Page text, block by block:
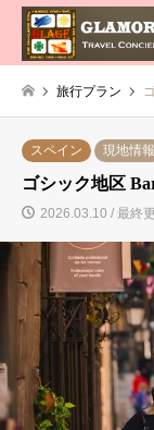
旅行プラン
スペイン 現地情報
ゴシック地区
2026.03.10 / 最終